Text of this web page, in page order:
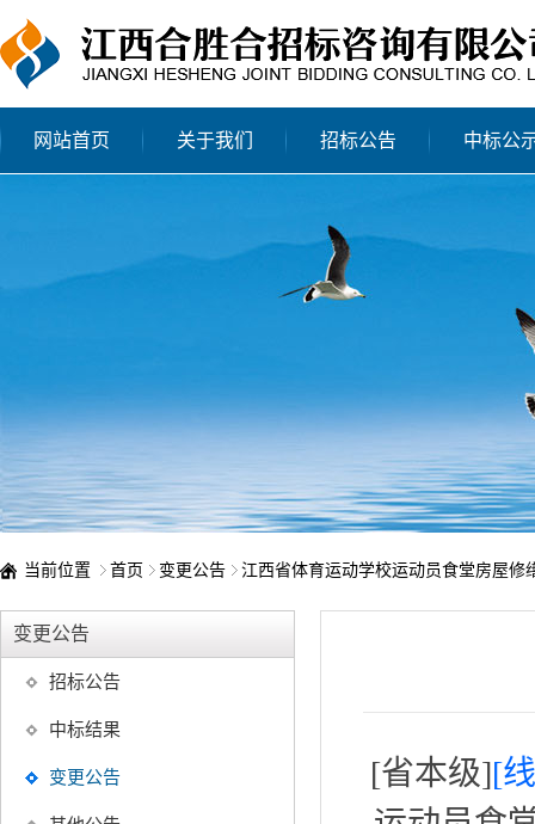
网站首页 关于我们 招标公告 中标公
当前位置 首页 变更公告 江西省体育运动学校运动员食堂房屋修
变更公告
招标公告
中标结果
变更公告 [省本级][